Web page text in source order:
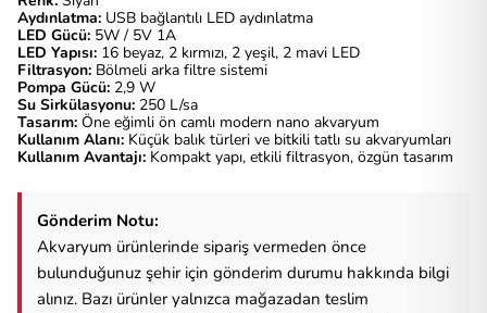
Aydınlatma: USB bağlantılı LED aydınlatma
LED Gücü: 5W / 5V 1A
LED Yapısı: 16 beyaz, 2 kırmızı, 2 yeşil, 2 mavi LED
Filtrasyon: Bölmeli arka filtre sistemi
Pompa Gücü: 2,9 W
Su Sirkülasyonu: 250 L/sa
Tasarım: Öne eğimli ön camlı modern nano akvaryum
Kullanım Alanı: Küçük balık türleri ve bitkili tatlı su akvaryumları
Kullanım Avantajı: Kompakt yapı, etkili filtrasyon, özgün tasarım
Gönderim Notu:
Akvaryum ürünlerinde sipariş vermeden önce
bulunduğunuz şehir için gönderim durumu hakkında bilgi
alınız. Bazı ürünler yalnızca mağazadan teslim